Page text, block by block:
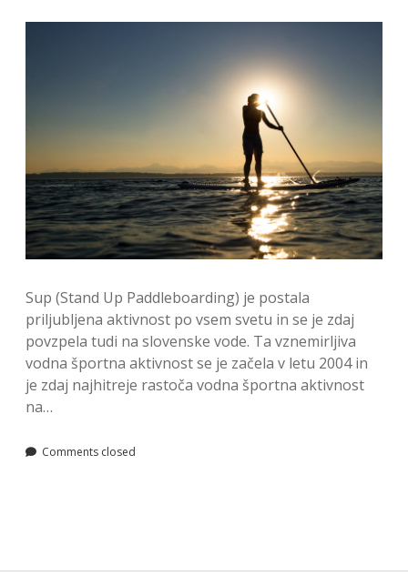
Sup (Stand Up Paddleboarding) je postala
priljubljena aktivnost po vsem svetu in se je zdaj
povzpela tudi na slovenske vode. Ta vznemirljiva
vodna športna aktivnost se je začela v letu 2004 in
je zdaj najhitreje rastoča vodna športna aktivnost
na…
Comments closed